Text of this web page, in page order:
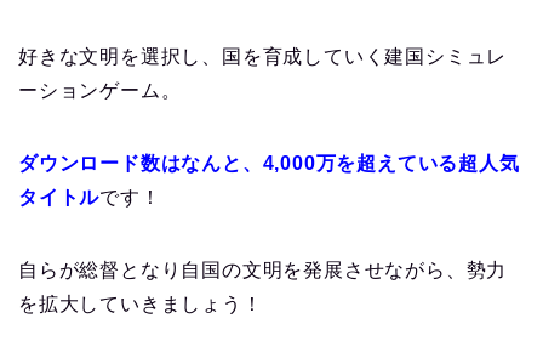
好きな文明を選択し、国を育成していく建国シミュレ
ーションゲーム。
ダウンロード数はなんと、 4,000万を超えている超人気
タイトルです！
自らが総督となり自国の文明を発展させながら、勢力
を拡大していきましょう！